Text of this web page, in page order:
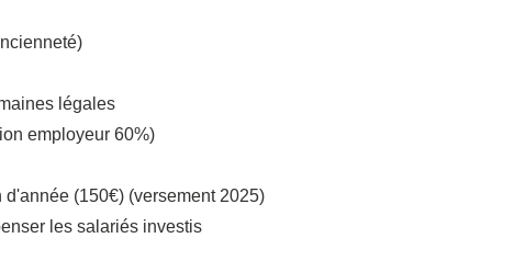
légales
employeur 60%)
(150€) (versement 2025)
les salariés investis